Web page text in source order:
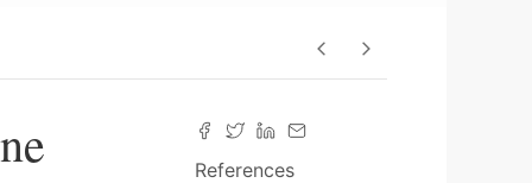
References